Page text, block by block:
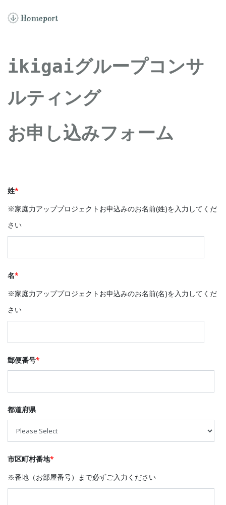
ikigaiグループコンサ
ルティング
お申し込みフォーム
姓*
※家庭力アッププロジェクトお申込みのお名前(姓)を入力してくだ
さい
名*
※家庭力アッププロジェクトお申込みのお名前(名)を入力してくだ
さい
郵便番号*
都道府県
市区町村番地*
※番地（お部屋番号）まで必ずご入力ください